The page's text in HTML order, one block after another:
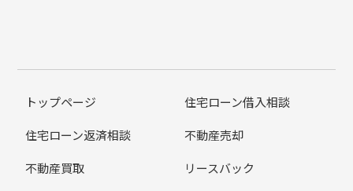
トップページ
住宅ローン借入相談
住宅ローン返済相談
不動産売却
不動産買取
リースバック